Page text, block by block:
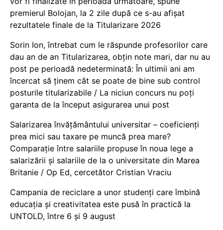
premierul Bolojan, la 2 zile după ce s-au afișat
rezultatele finale de la Titularizare 2026
Sorin Ion, întrebat cum le răspunde profesorilor care
dau an de an Titularizarea, obțin note mari, dar nu au
post pe perioadă nedeterminată: În ultimii ani am
încercat să ținem cât se poate de bine sub control
posturile titularizabile / La niciun concurs nu poți
garanta de la început asigurarea unui post
Salarizarea învățământului universitar – coeficienți
prea mici sau taxare pe muncă prea mare?
Comparație între salariile propuse în noua lege a
salarizării și salariile de la o universitate din Marea
Britanie / Op Ed, cercetător Cristian Vraciu
Campania de reciclare a unor studenți care îmbină
educația și creativitatea este pusă în practică la
UNTOLD, între 6 și 9 august